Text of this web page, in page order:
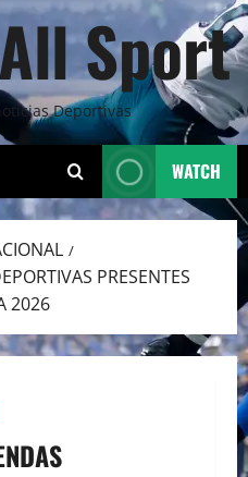
Sport
Deportivas
WATCH
PRESENTES
2026